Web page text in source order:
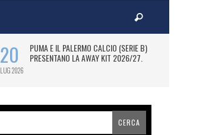
20
LUG 2026
PUMA E IL PALERMO CALCIO (SERIE B)
PRESENTANO LA AWAY KIT 2026/27.